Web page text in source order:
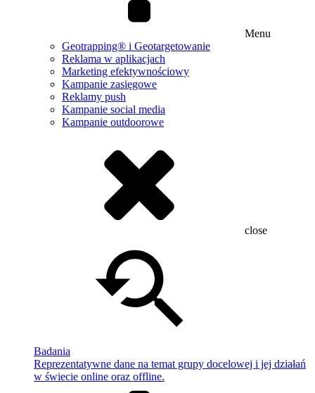
Menu
Geotrapping® i Geotargetowanie
Reklama w aplikacjach
Marketing efektywnościowy
Kampanie zasięgowe
Reklamy push
Kampanie social media
Kampanie outdoorowe
close
Badania
Reprezentatywne dane na temat grupy docelowej i jej działań
w świecie online oraz offline.